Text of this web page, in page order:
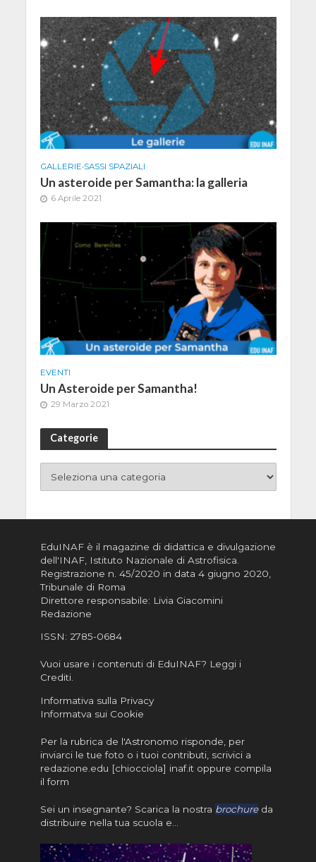
GALLERIE•SASSI SPAZIALI
Un asteroide per Samantha: la galleria
6 Aprile 2021
EVENTI
Un Asteroide per Samantha!
29 Marzo 2021
Categorie
EduINAF è il magazine di didattica e divulgazione
dell'INAF, Istituto Nazionale di Astrofisica
Registrazione n. 45/2020 in data 4 giugno 2020,
Tribunale di Roma
Direttore responsabile: Livia Giacomini
Redazione
ISSN: 2785-0684
Vuoi usare i contenuti di EduINAF? Leggi i
Crediti.
Informativa sulla Privacy
Informatva sui Cookie
Per la rubrica de l'Astronomo risponde, per
inviarci le tue foto o i tuoi contributi, scrivici a
redazione.edu [chiocciola] inaf.it oppure compila
il form
Sei un insegnante? Scarica la nostra brochureda
distribuire nella tua scuola e…